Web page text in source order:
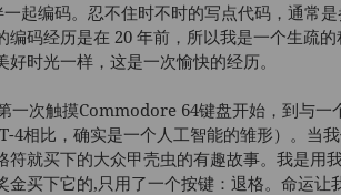
起编码。忍不住时不时的写点代码，通常
编码经历是在 20 年前，所以我是一个生疏
好时光一样，这是一次愉快的经历。
一次触摸Commodore 64键盘开始，到与
4相比，确实是一个人工智能的雏形）。当
符就买下的大众甲壳虫的有趣故事。我是用
金买下它的,只用了一个按键：退格。命运